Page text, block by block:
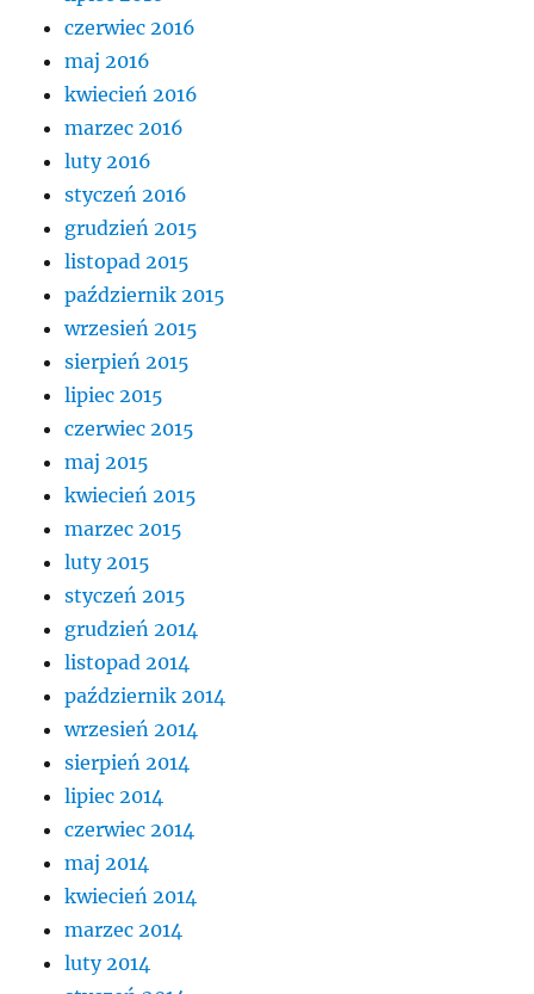
czerwiec 2016
maj 2016
kwiecień 2016
marzec 2016
luty 2016
styczeń 2016
grudzień 2015
listopad 2015
październik 2015
wrzesień 2015
sierpień 2015
lipiec 2015
czerwiec 2015
maj 2015
kwiecień 2015
marzec 2015
luty 2015
styczeń 2015
grudzień 2014
listopad 2014
październik 2014
wrzesień 2014
sierpień 2014
lipiec 2014
czerwiec 2014
maj 2014
kwiecień 2014
marzec 2014
luty 2014